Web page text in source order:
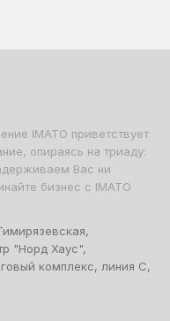
IMATO приветствует
опираясь на триаду:
Вас ни
бизнес с IMATO
"Норд Хаус",
комплекс, линия С,